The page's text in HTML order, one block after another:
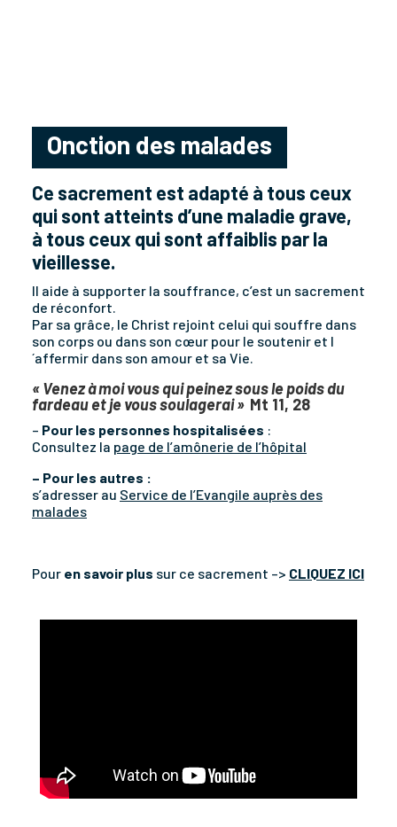
Onction des malades
Ce sacrement est adapté à tous ceux
qui sont atteints d’une maladie grave,
à tous ceux qui sont affaiblis par la
vieillesse.
Il aide à supporter la souffrance, c’est un sacrement
de réconfort.
Par sa grâce, le Christ rejoint celui qui souffre dans
son corps ou dans son cœur pour le soutenir et l
´affermir dans son amour et sa Vie.
« Venez à moi vous qui peinez sous le poids du
fardeau et je vous soulagerai » Mt 11, 28
– Pour les personnes hospitalisées :
Consultez la page de l’amônerie de l’hôpital
– Pour les autres :
s’adresser au Service de l’Evangile auprès des
malades
Pour en savoir plus sur ce sacrement –> CLIQUEZ ICI